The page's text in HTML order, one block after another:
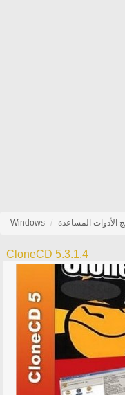
Windows الأدوات المساعدة
CloneCD 5.3.1.4